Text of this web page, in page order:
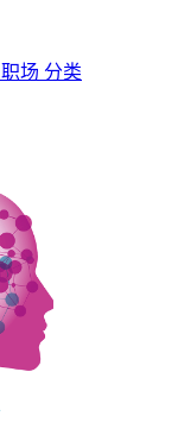
职场 分类